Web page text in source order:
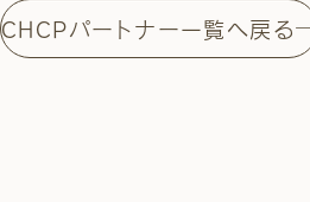
CHCPパートナー一覧へ戻る